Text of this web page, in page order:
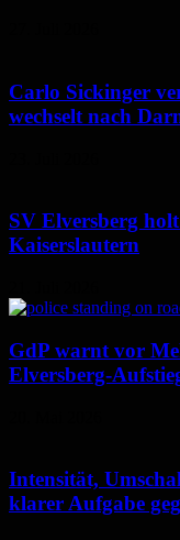
Carlo Sickinger
wechselt nach
SV Elversberg
Kaiserslautern
GdP warnt vor
Elversberg-
Intensität,
klarer Aufgabe